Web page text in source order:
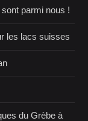
parmi nous !
les lacs suisses
du Grèbe à